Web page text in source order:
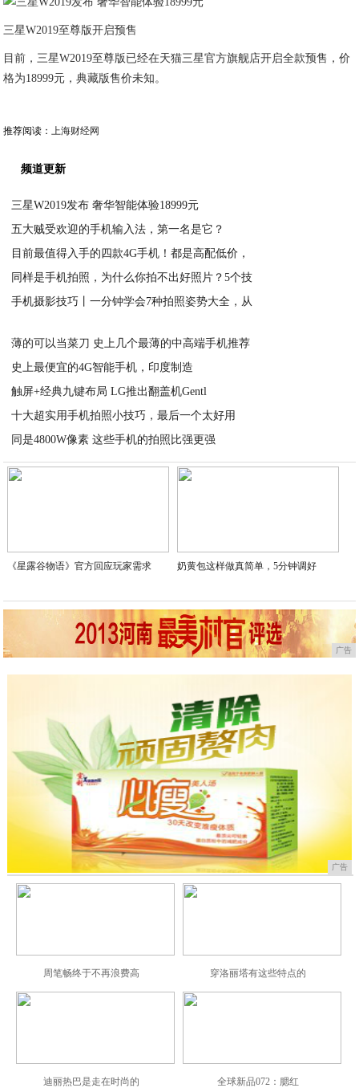
三星W2019至尊版开启预售
目前，三星W2019至尊版已经在天猫三星官方旗舰店开启全款预售，价
格为18999元，典藏版售价未知。
推荐阅读：上海财经网
频道更新
三星W2019发布 奢华智能体验18999元
五大贼受欢迎的手机输入法，第一名是它？
目前最值得入手的四款4G手机！都是高配低价，
同样是手机拍照，为什么你拍不出好照片？5个技
手机摄影技巧丨一分钟学会7种拍照姿势大全，从
薄的可以当菜刀 史上几个最薄的中高端手机推荐
史上最便宜的4G智能手机，印度制造
触屏+经典九键布局 LG推出翻盖机Gentl
十大超实用手机拍照小技巧，最后一个太好用
同是4800W像素 这些手机的拍照比强更强
2020-05-16
《星露谷物语》官方回应玩家需求 奶黄包这样做真简单，5分钟调好
广告
广告
周笔畅终于不再浪费高 穿洛丽塔有这些特点的
迪丽热巴是走在时尚的 全球新品072：腮红